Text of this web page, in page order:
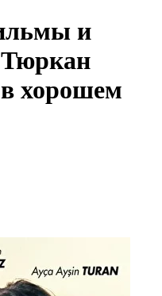
и
Тюркан
хорошем